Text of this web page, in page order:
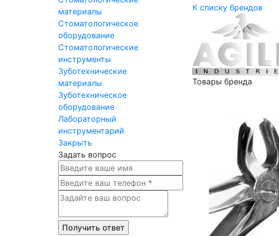
материалы
Стоматологическое
оборудование
Стоматологические
инструменты
Зуботехнические
материалы
Зуботехническое
оборудование
Лабораторный
инструментарий
Закрыть
Задать вопрос
К списку брендов
Товары бренда